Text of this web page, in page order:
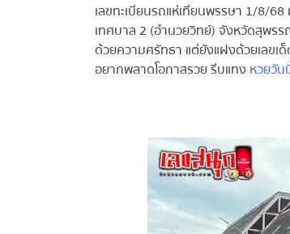
เลขทะเบียนรถแห่เทียนพรรษา 1/8/
เทศบาล 2 (อำนวยวิทย์) จังหวัดสุพร
ด้วยความศรัทธา แต่ยังแฝงด้วยเลขเ
อยากพลาดโอกาสรวย รีบแทงหวยวันนี้